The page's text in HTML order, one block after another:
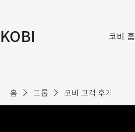
KOBI 코비 홈
홈 그룹 코비 고객 후기